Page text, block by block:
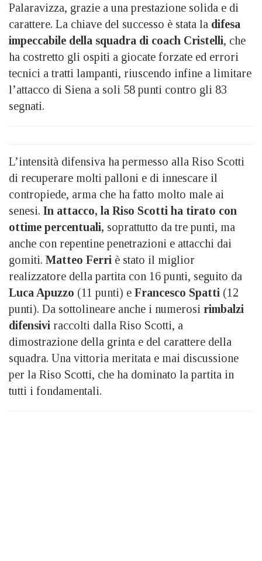
Palaravizza, grazie a una prestazione solida e di
carattere. La chiave del successo è stata la difesa
impeccabile della squadra di coach Cristelli, che
ha costretto gli ospiti a giocate forzate ed errori
tecnici a tratti lampanti, riuscendo infine a limitare
l’attacco di Siena a soli 58 punti contro gli 83
segnati.
L’intensità difensiva ha permesso alla Riso Scotti
di recuperare molti palloni e di innescare il
contropiede, arma che ha fatto molto male ai
senesi. In attacco, la Riso Scotti ha tirato con
ottime percentuali, soprattutto da tre punti, ma
anche con repentine penetrazioni e attacchi dai
gomiti. Matteo Ferri è stato il miglior
realizzatore della partita con 16 punti, seguito da
Luca Apuzzo (11 punti) e Francesco Spatti (12
punti). Da sottolineare anche i numerosi rimbalzi
difensivi raccolti dalla Riso Scotti, a
dimostrazione della grinta e del carattere della
squadra. Una vittoria meritata e mai discussione
per la Riso Scotti, che ha dominato la partita in
tutti i fondamentali.